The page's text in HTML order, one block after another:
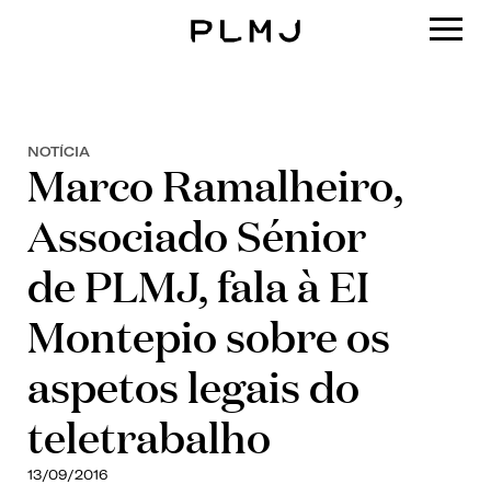
NOTÍCIA
Marco Ramalheiro,
Associado Sénior
de PLMJ, fala à EI
Montepio sobre os
aspetos legais do
teletrabalho
13/09/2016